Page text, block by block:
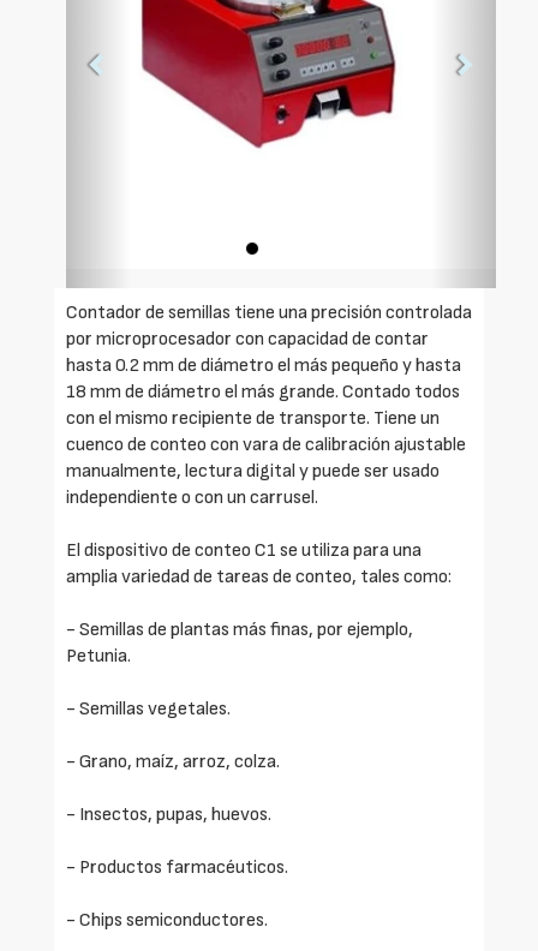
Contador de semillas tiene una precisión controlada
por microprocesador con capacidad de contar
hasta 0.2 mm de diámetro el más pequeño y hasta
18 mm de diámetro el más grande. Contado todos
con el mismo recipiente de transporte. Tiene un
cuenco de conteo con vara de calibración ajustable
manualmente, lectura digital y puede ser usado
independiente o con un carrusel.
El dispositivo de conteo C1 se utiliza para una
amplia variedad de tareas de conteo, tales como:
- Semillas de plantas más finas, por ejemplo,
Petunia.
- Semillas vegetales.
- Grano, maíz, arroz, colza.
- Insectos, pupas, huevos.
- Productos farmacéuticos.
- Chips semiconductores.